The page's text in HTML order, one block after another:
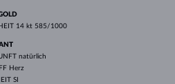
14 kt 585/1000
natürlich
Herz
SI